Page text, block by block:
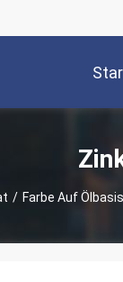
/ Farbe Auf